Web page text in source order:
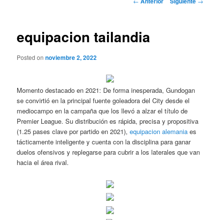
equipacion tailandia
Posted onnoviembre 2, 2022
Momento destacado en 2021: De forma inesperada, Gundogan
se convirtió en la principal fuente goleadora del City desde el
mediocampo en la campaña que los llevó a alzar el título de
Premier League. Su distribución es rápida, precisa y propositiva
(1.25 pases clave por partido en 2021),equipacion alemania es
tácticamente inteligente y cuenta con la disciplina para ganar
duelos ofensivos y replegarse para cubrir a los laterales que van
hacia el área rival.